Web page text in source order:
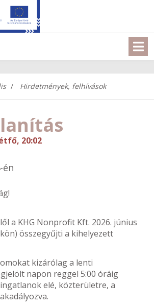
Hirdetmények, felhívások
20:02
én
a KHG Nonprofit Kft. 2026. június
összegyűjti a kihelyezett
kizárólag a lenti
napon reggel 5:00 óráig
elé, közterületre, a